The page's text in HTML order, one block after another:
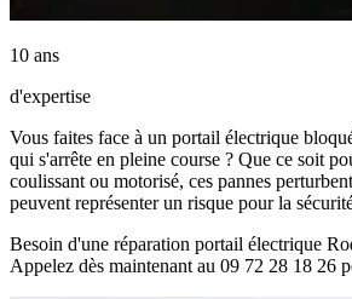
10 ans
d'expertise
Vous faites face à un portail électrique
qui s'arrête en pleine course ? Que ce soit
coulissant ou motorisé, ces pannes
peuvent représenter un risque pour la
Besoin d'une réparation portail électrique
Appelez dès maintenant au 09 72 28 18 26